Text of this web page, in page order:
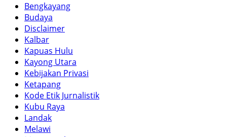
Bengkayang
Budaya
Disclaimer
Kalbar
Kapuas Hulu
Kayong Utara
Kebijakan Privasi
Ketapang
Kode Etik Jurnalistik
Kubu Raya
Landak
Melawi